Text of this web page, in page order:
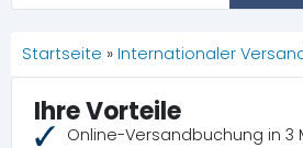
Startseite » Internationaler
Ihre Vorteile
Online-Versandbuchung in 3